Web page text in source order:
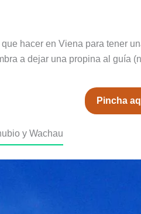
hacer en Viena para tener
a dejar una propina al guía
Pincha
y Wachau